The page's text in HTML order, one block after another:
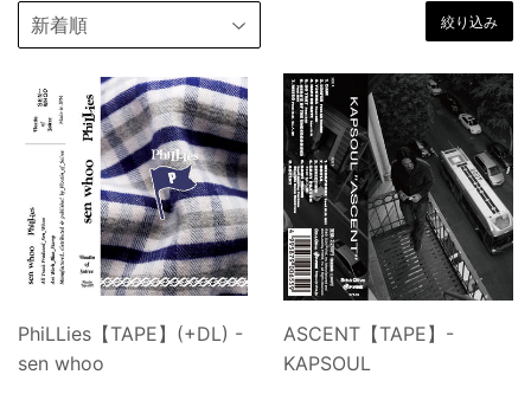
絞り込み
PhiLLies【TAPE】(+DL) -
sen whoo
ASCENT【TAPE】-
KAPSOUL